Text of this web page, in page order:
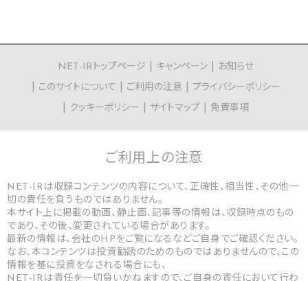
NET-IRトップページ キャンペーン
お知らせ
このサイトについて
ご利用の注意
プライバシーポリシー
クッキーポリシー
サイトマップ 免責事項
ご利用上の注意
NET-IRは収録コンテンツの内容について、正確性、相当性、その他一
切の責任を負うものではありません。
本サイト上に掲載の動画、静止画、記事等の情報は、収録時点のもの
であり、その後、変更されている場合があります。
最新の情報は、会社のHPをご覧になるなどご自身でご確認ください。
なお、本コンテンツは投資勧誘のためのものではありませんので、この
情報を基に投資をなされる場合にも、
NET-IRは責任を一切負いかねますので、ご自身の責任において行わ